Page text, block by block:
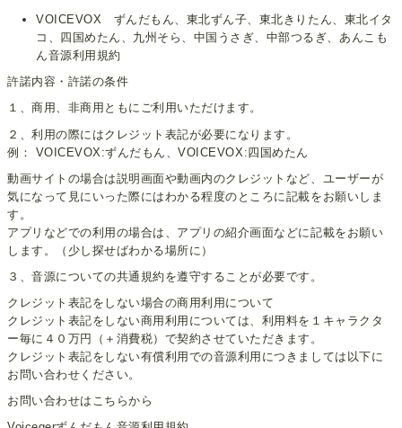
VOICEVOX ずんだもん、東北ずん子、東北きりたん、東北イタ
コ、四国めたん、九州そら、中国うさぎ、中部つるぎ、あんこも
ん音源利用規約
許諾内容・許諾の条件
１、商用、非商用ともにご利用いただけます。
２、利用の際にはクレジット表記が必要になります。
例： VOICEVOX:ずんだもん、VOICEVOX:四国めたん
動画サイトの場合は説明画面や動画内のクレジットなど、ユーザーが
気になって見にいった際にはわかる程度のところに記載をお願いしま
す。
アプリなどでの利用の場合は、アプリの紹介画面などに記載をお願い
します。（少し探せばわかる場所に）
３、音源についての共通規約を遵守することが必要です。
クレジット表記をしない場合の商用利用について
クレジット表記をしない商用利用については、利用料を１キャラクタ
ー毎に４０万円（＋消費税）で契約させていただきます。
クレジット表記をしない有償利用での音源利用につきましては以下に
お問い合わせください。
お問い合わせはこちらから